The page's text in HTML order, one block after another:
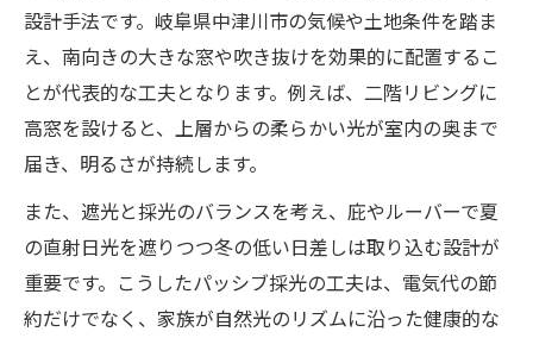
設計手法です。岐阜県中津川市の気候や土地条件を踏ま
え、南向きの大きな窓や吹き抜けを効果的に配置するこ
とが代表的な工夫となります。例えば、二階リビングに
高窓を設けると、上層からの柔らかい光が室内の奥まで
届き、明るさが持続します。
また、遮光と採光のバランスを考え、庇やルーバーで夏
の直射日光を遮りつつ冬の低い日差しは取り込む設計が
重要です。こうしたパッシブ採光の工夫は、電気代の節
約だけでなく、家族が自然光のリズムに沿った健康的な